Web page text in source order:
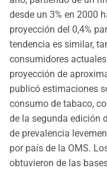
desde un 3% en 2000
proyección del 0,4%
tendencia es similar,
consumidores
proyección de
publicó estimaciones
consumo de tabaco,
de la segunda edición
de prevalencia
por país de la OMS.
obtuvieron de las